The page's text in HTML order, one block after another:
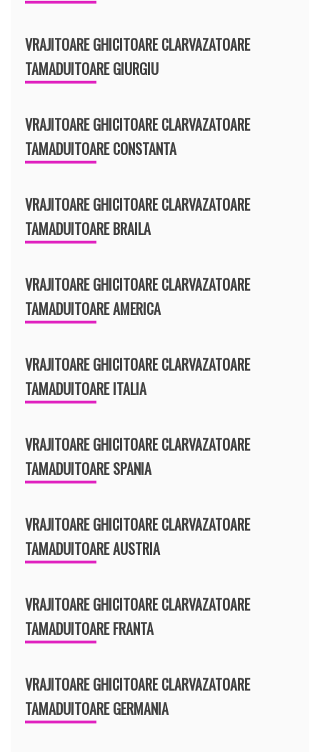
VRAJITOARE GHICITOARE CLARVAZATOARE
TAMADUITOARE GIURGIU
VRAJITOARE GHICITOARE CLARVAZATOARE
TAMADUITOARE CONSTANTA
VRAJITOARE GHICITOARE CLARVAZATOARE
TAMADUITOARE BRAILA
VRAJITOARE GHICITOARE CLARVAZATOARE
TAMADUITOARE AMERICA
VRAJITOARE GHICITOARE CLARVAZATOARE
TAMADUITOARE ITALIA
VRAJITOARE GHICITOARE CLARVAZATOARE
TAMADUITOARE SPANIA
VRAJITOARE GHICITOARE CLARVAZATOARE
TAMADUITOARE AUSTRIA
VRAJITOARE GHICITOARE CLARVAZATOARE
TAMADUITOARE FRANTA
VRAJITOARE GHICITOARE CLARVAZATOARE
TAMADUITOARE GERMANIA